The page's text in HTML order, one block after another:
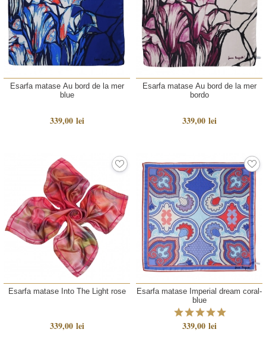
Esarfa matase Au bord de la mer
blue
339,00 lei
Esarfa matase Au bord de la mer
bordo
339,00 lei
Esarfa matase Into The Light rose
339,00 lei
Esarfa matase Imperial dream coral-
blue
339,00 lei